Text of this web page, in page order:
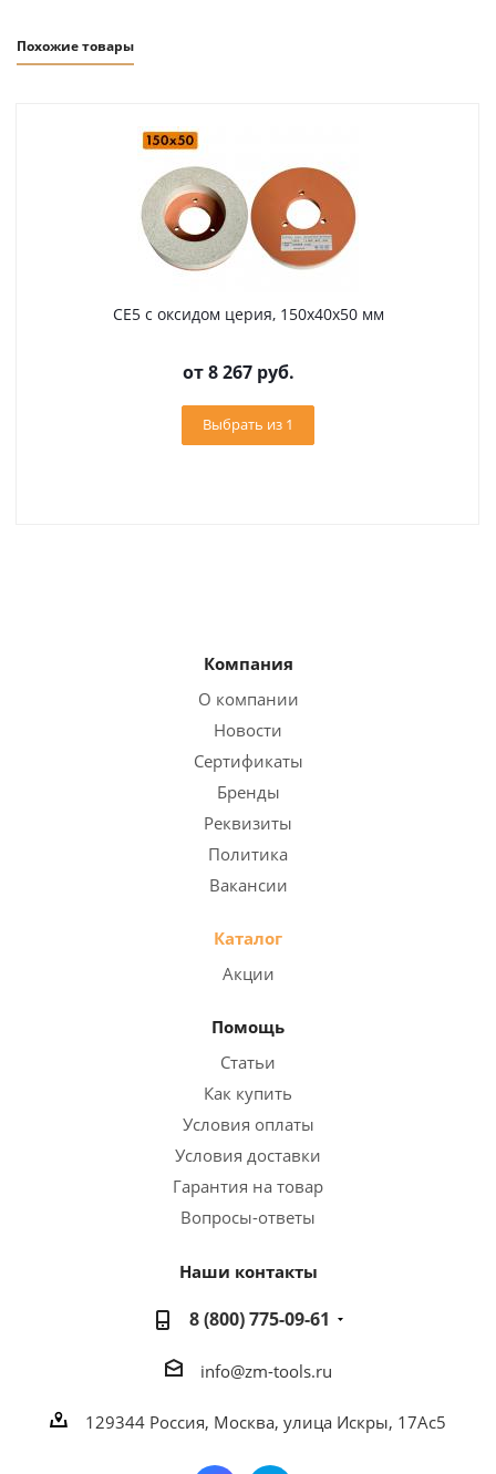
Похожие товары
CE5 с оксидом церия, 150х40х50 мм
от8 267 руб.
Выбрать из 1
Компания
О компании
Новости
Сертификаты
Бренды
Реквизиты
Политика
Вакансии
Каталог
Акции
Помощь
Статьи
Как купить
Условия оплаты
Условия доставки
Гарантия на товар
Вопросы-ответы
Наши контакты
8 (800) 775-09-61
info@zm-tools.ru
129344 Россия, Москва, улица Искры, 17Ас5